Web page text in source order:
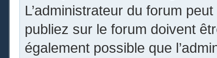
L’administrateur du forum
publiez sur le forum doivent
également possible que